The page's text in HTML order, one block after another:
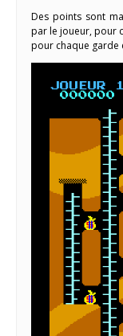
Des points sont
par le joueur, pour
pour chaque garde